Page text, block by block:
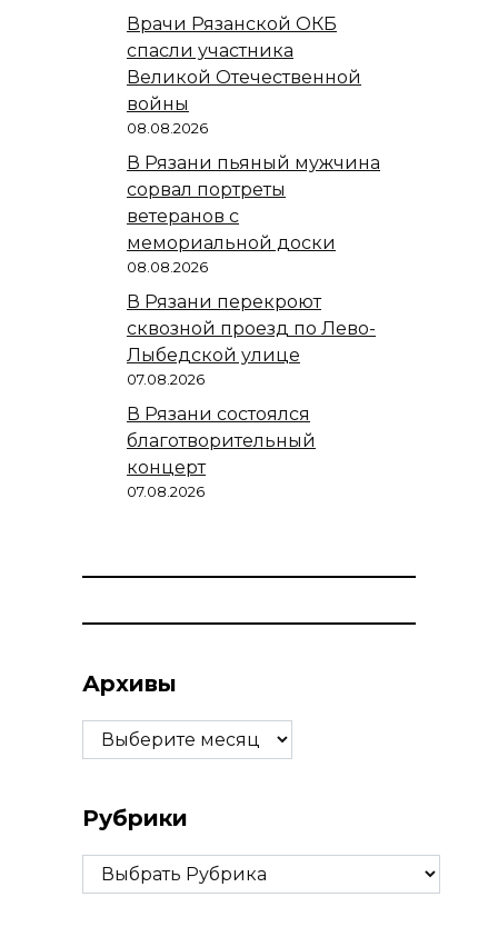
Врачи Рязанской ОКБ
спасли участника
Великой Отечественной
войны
08.08.2026
В Рязани пьяный мужчина
сорвал портреты
ветеранов с
мемориальной доски
08.08.2026
В Рязани перекроют
сквозной проезд по Лево-
Лыбедской улице
07.08.2026
В Рязани состоялся
благотворительный
концерт
07.08.2026
Архивы
Архивы
Рубрики
Рубрики